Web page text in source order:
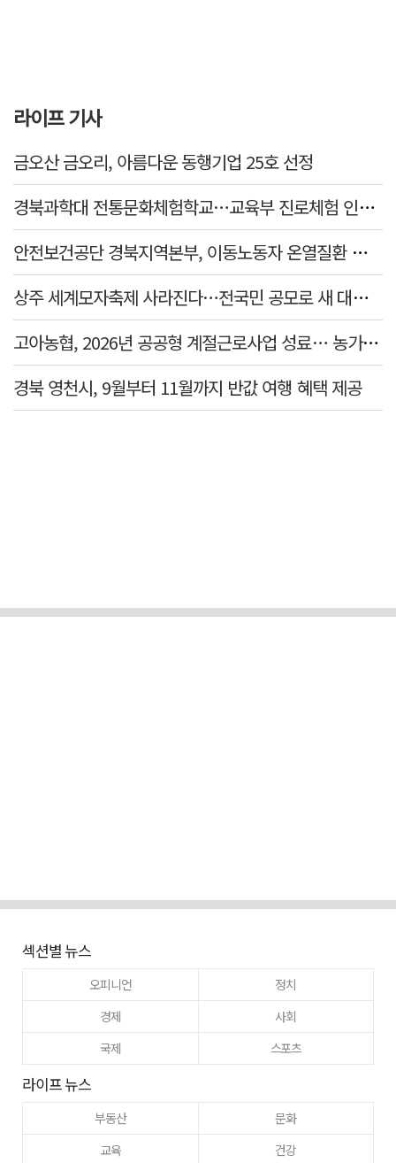
라이프 기사
금오산 금오리, 아름다운 동행기업 25호 선정
경북과학대 전통문화체험학교…교육부 진로체험 인증기관 선정
안전보건공단 경북지역본부, 이동노동자 온열질환 예방 캠페인
상주 세계모자축제 사라진다…전국민 공모로 새 대표축제 발굴 나서
고아농협, 2026년 공공형 계절근로사업 성료… 농가 일손 부족 해소 '효자'
경북 영천시, 9월부터 11월까지 반값 여행 혜택 제공
섹션별 뉴스
오피니언
정치
경제
사회
국제
스포츠
라이프 뉴스
부동산
문화
교육
건강